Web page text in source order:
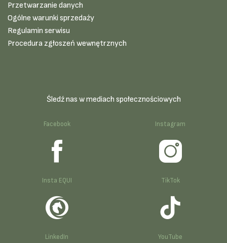
Przetwarzanie danych
Ogólne warunki sprzedaży
Regulamin serwisu
Procedura zgłoszeń wewnętrznych
Śledź nas w mediach społecznościowych
Facebook Instagram
Insta EQUI TikTok
LinkedIn YouTube